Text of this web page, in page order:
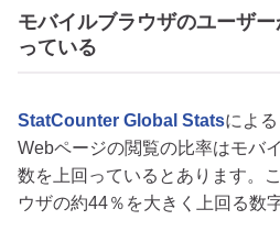
モバイルブラウザのユーザ
っている
StatCounter Global Statsによ
Webページの閲覧の比率はモバ
数を上回っているとあります。
ウザの約44％を大きく上回る数